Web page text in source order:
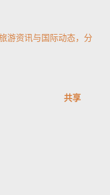
游资讯与国际动态，分
共享